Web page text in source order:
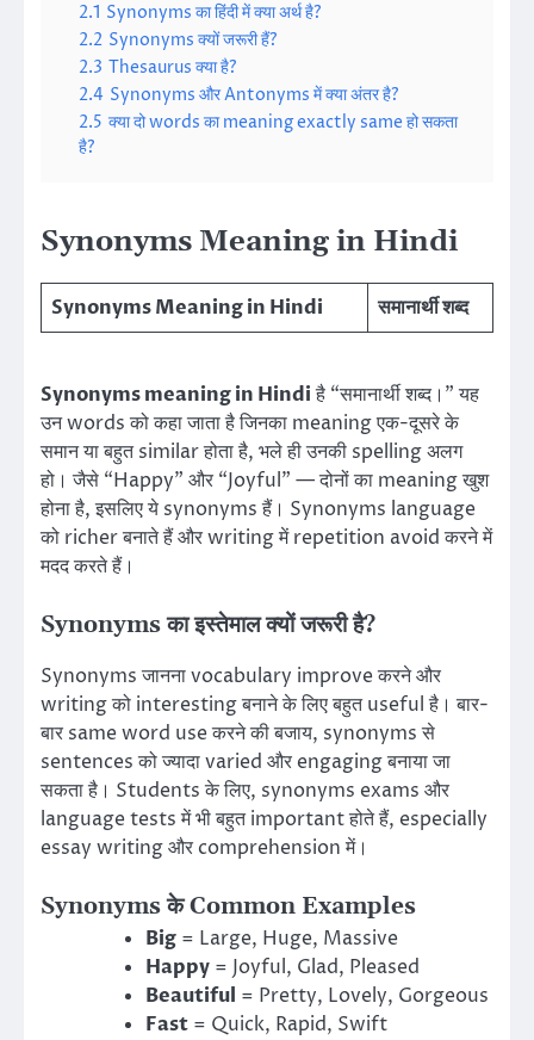
2.1 Synonyms का हिंदी में क्या अर्थ है?
2.2 Synonyms क्यों जरूरी हैं?
2.3 Thesaurus क्या है?
2.4 Synonyms और Antonyms में क्या अंतर है?
2.5 क्या दो words का meaning exactly same हो सकता
है?
Synonyms Meaning in Hindi
Synonyms Meaning in Hindi समानार्थी शब्द
Synonyms meaning in Hindiहै “समानार्थी शब्द।” यह
उन words को कहा जाता है जिनका meaning एक-दूसरे के
समान या बहुत similar होता है, भले ही उनकी spelling अलग
हो। जैसे “Happy” और “Joyful” — दोनों का meaning खुश
होना है, इसलिए ये synonyms हैं। Synonyms language
को richer बनाते हैं और writing में repetition avoid करने में
मदद करते हैं।
Synonyms का इस्तेमाल क्यों जरूरी है?
Synonyms जानना vocabulary improve करने और
writing को interesting बनाने के लिए बहुत useful है। बार-
बार same word use करने की बजाय, synonyms से
sentences को ज्यादा varied और engaging बनाया जा
सकता है। Students के लिए, synonyms exams और
language tests में भी बहुत important होते हैं, especially
essay writing और comprehension में।
Synonyms के Common Examples
Big = Large, Huge, Massive
Happy = Joyful, Glad, Pleased
Beautiful = Pretty, Lovely, Gorgeous
Fast = Quick, Rapid, Swift